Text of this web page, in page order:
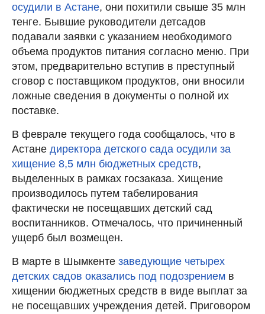
осудили в Астане, они похитили свыше 35 млн
тенге. Бывшие руководители детсадов
подавали заявки с указанием необходимого
объема продуктов питания согласно меню. При
этом, предварительно вступив в преступный
сговор с поставщиком продуктов, они вносили
ложные сведения в документы о полной их
поставке.
В феврале текущего года сообщалось, что в
Астане директора детского сада осудили за
хищение 8,5 млн бюджетных средств,
выделенных в рамках госзаказа. Хищение
производилось путем табелирования
фактически не посещавших детский сад
воспитанников. Отмечалось, что причиненный
ущерб был возмещен.
В марте в Шымкенте заведующие четырех
детских садов оказались под подозрением в
хищении бюджетных средств в виде выплат за
не посещавших учреждения детей. Приговором